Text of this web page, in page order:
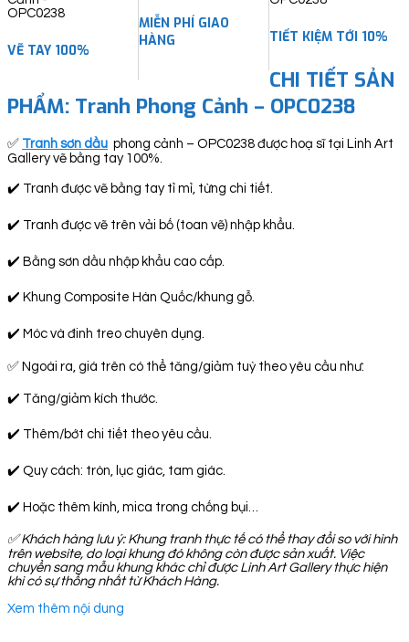
VẼ TAY 100%
MIỄN PHÍ GIAO
HÀNG
TIẾT KIỆM TỚI 10%
CHI TIẾT SẢN
PHẨM: Tranh Phong Cảnh – OPC0238
✅ Tranh sơn dầu phong cảnh – OPC0238 được hoạ sĩ tại Linh Art
Gallery vẽ bằng tay 100%.
✔️ Tranh được vẽ bằng tay tỉ mỉ, từng chi tiết.
✔️ Tranh được vẽ trên vải bố (toan vẽ) nhập khẩu.
✔️ Bằng sơn dầu nhập khẩu cao cấp.
✔️ Khung Composite Hàn Quốc/khung gỗ.
✔️ Móc và đinh treo chuyên dụng.
✅ Ngoài ra, giá trên có thể tăng/giảm tuỳ theo yêu cầu như:
✔️ Tăng/giảm kích thước.
✔️ Thêm/bớt chi tiết theo yêu cầu.
✔️ Quy cách: tròn, lục giác, tam giác.
✔️ Hoặc thêm kính, mica trong chống bụi…
✅ Khách hàng lưu ý: Khung tranh thực tế có thể thay đổi so với hình
trên website, do loại khung đó không còn được sản xuất. Việc
chuyển sang mẫu khung khác chỉ được Linh Art Gallery thực hiện
khi có sự thống nhất từ Khách Hàng.
Xem thêm nội dung